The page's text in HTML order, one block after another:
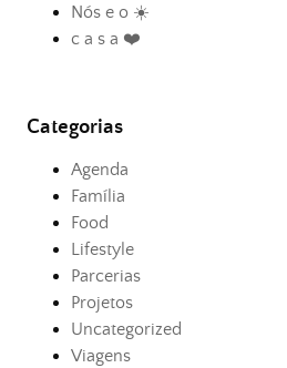
Nós e o ☀️
c a s a ❤️
Categorias
Agenda
Família
Food
Lifestyle
Parcerias
Projetos
Uncategorized
Viagens